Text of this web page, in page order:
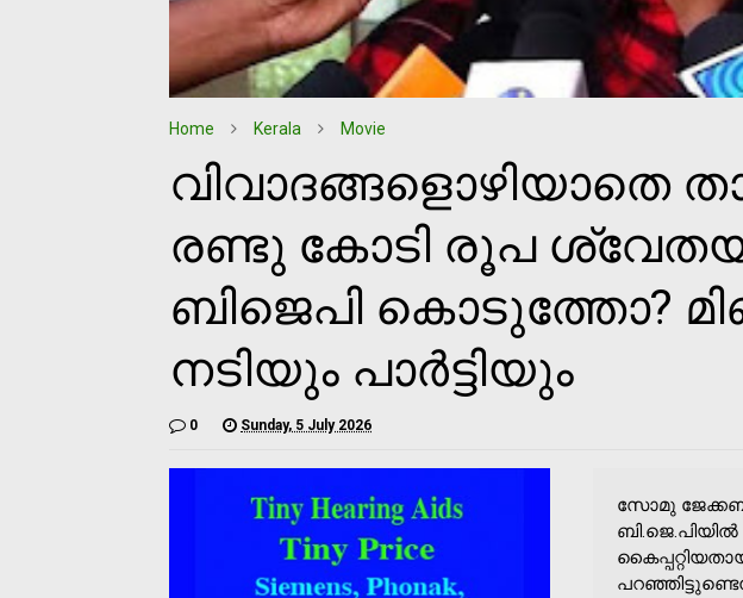
Home Kerala Movie
വിവാദങ്ങളൊഴിയാതെ
രണ്ടു കോടി രൂപ
ബിജെപി കൊടുത്തോ?
നടിയും പാര്‍ട്ടിയും
0 Sunday, 5 July 2026
സോമു ജേക്കബ്